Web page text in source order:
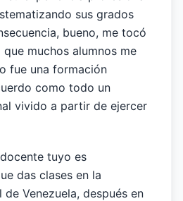
sus grados
bueno, me tocó
muchos alumnos me
fue una formación
como todo un
vivido a partir de ejercer
tuyo es
das clases en la
Venezuela, después en